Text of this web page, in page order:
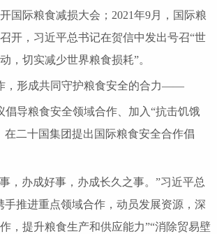
国际粮食减损大会；2021年9月，国际粮
开，习近平总书记在贺信中发出号召“世
，切实减少世界粮食损耗”。
，形成共同守护粮食安全的合力——
倡导粮食安全领域合作、加入“抗击饥饿
在二十国集团提出国际粮食安全合作倡
，办成好事，办成长久之事。”习近平总
手推进重点领域合作，动员发展资源，深
，提升粮食生产和供应能力”“消除贸易壁